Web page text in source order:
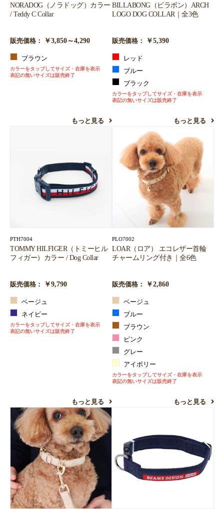
NORADOG（ノラドッグ）カラー
/ Teddy C Collar
販売価格： ￥3,850～4,290
ブラウン
カラーをタップしてサイズ・在庫を表示
表記の無いサイズは販売終了
もっと見る
BILLABONG（ビラボン）ARCH
LOGO DOG COLLAR｜全3色
販売価格： ￥5,390
レッド
ブルー
ブラック
カラーをタップしてサイズ・在庫を表示
表記の無いサイズは販売終了
もっと見る
PTH7004
TOMMY HILFIGER（トミーヒル
フィガー）カラー / Dog Collar
販売価格： ￥9,790
ベージュ
ネイビー
カラーをタップしてサイズ・在庫を表示
表記の無いサイズは販売終了
もっと見る
PLO7002
LOAR（ロア） エコレザー首輪
チャームリング付き｜全6色
販売価格： ￥2,860
ベージュ
ブルー
ブラウン
ピンク
グレー
アイボリー
カラーをタップしてサイズ・在庫を表示
表記の無いサイズは販売終了
もっと見る